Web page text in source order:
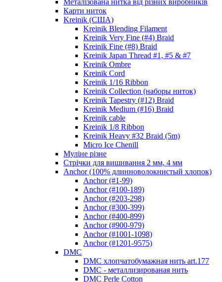
Карти ниток
Kreinik (США)
Kreinik Blending Filament
Kreinik Very Fine (#4) Braid
Kreinik Fine (#8) Braid
Kreinik Japan Thread #1, #5 & #7
Kreinik Ombre
Kreinik Cord
Kreinik 1/16 Ribbon
Kreinik Collection (наборы ниток)
Kreinik Tapestry (#12) Braid
Kreinik Medium (#16) Braid
Kreinik cable
Kreinik 1/8 Ribbon
Kreinik Heavy #32 Braid (5m)
Micro Ice Chenill
Муліне різне
Стрічки для вишивання 2 мм, 4 мм
Anchor (100% длинноволокнистый хлопок)
Anchor (#1-99)
Anchor (#100-189)
Anchor (#203-298)
Anchor (#300-399)
Anchor (#400-899)
Anchor (#900-979)
Anchor (#1001-1098)
Anchor (#1201-9575)
DMC
DMC хлопчатобумажная нить art.177
DMC - металлизированая нить
DMC Perle Cotton